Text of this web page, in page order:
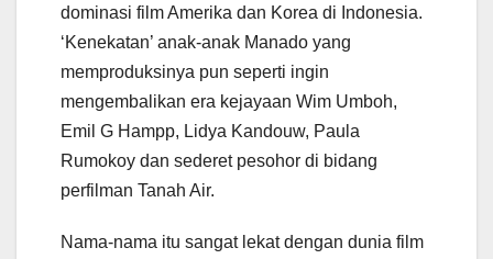
dominasi film Amerika dan Korea di Indonesia.
‘Kenekatan’ anak-anak Manado yang
memproduksinya pun seperti ingin
mengembalikan era kejayaan Wim Umboh,
Emil G Hampp, Lidya Kandouw, Paula
Rumokoy dan sederet pesohor di bidang
perfilman Tanah Air.
Nama-nama itu sangat lekat dengan dunia film